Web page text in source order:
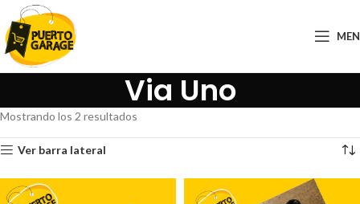
Via Uno
Mostrando los 2 resultados
Ver barra lateral